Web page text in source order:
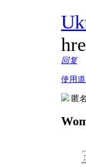
回复
使用
匿